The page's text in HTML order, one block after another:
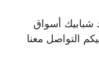
أسواق
التواصل معنا